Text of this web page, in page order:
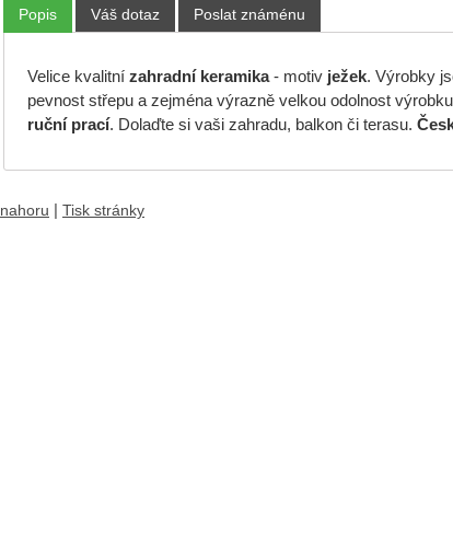
Popis Váš dotaz Poslat známénu
Velice kvalitní zahradní keramika- motivježek. Výrobky
pevnost střepu a zejména výrazně velkou odolnost
ruční prací. Dolaďte si vaši zahradu, balkon či terasu.
nahoru Tisk stránky